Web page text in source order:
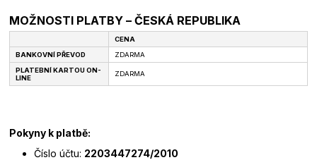
MOŽNOSTI PLATBY – ČESKÁ REPUBLIKA
CENA
BANKOVNÍ PŘEVOD
ZDARMA
PLATEBNÍ KARTOU ON-
LINE
ZDARMA
Pokyny k platbě:
Číslo účtu: 2203447274/2010